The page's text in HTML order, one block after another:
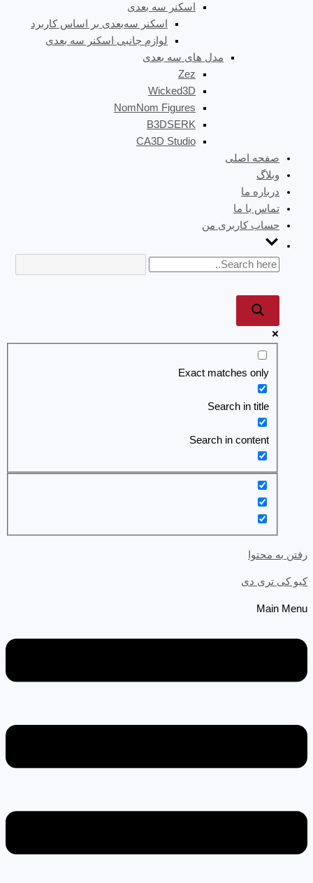
اسکنر سه بعدی
اسکنر سه‌بعدی بر اساس کاربرد
لوازم جانبی اسکنر سه بعدی
مدل های سه بعدی
Zez
Wicked3D
NomNom Figures
B3DSERK
CA3D Studio
صفحه اصلی
وبلاگ
درباره ما
تماس با ما
حساب کاربری من
Exact matches only
Search in title
Search in content
رفتن به محتوا
کیو کی تری دی
Main Menu